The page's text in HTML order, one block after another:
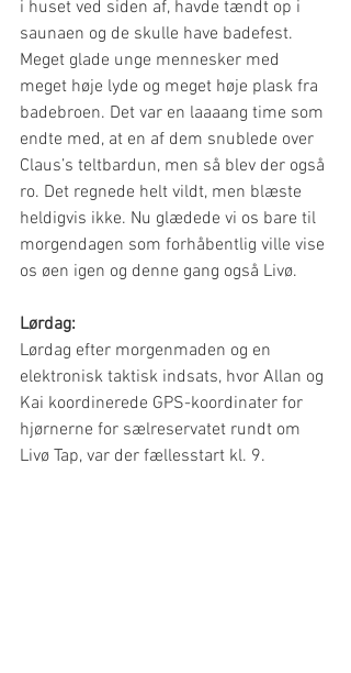
i huset ved siden af, havde tændt op i
saunaen og de skulle have badefest.
Meget glade unge mennesker med
meget høje lyde og meget høje plask fra
badebroen. Det var en laaaang time som
endte med, at en af dem snublede over
Claus’s teltbardun, men så blev der også
ro. Det regnede helt vildt, men blæste
heldigvis ikke. Nu glædede vi os bare til
morgendagen som forhåbentlig ville vise
os øen igen og denne gang også Livø.
Lørdag:
Lørdag efter morgenmaden og en
elektronisk taktisk indsats, hvor Allan og
Kai koordinerede GPS-koordinater for
hjørnerne for sælreservatet rundt om
Livø Tap, var der fællesstart kl. 9.